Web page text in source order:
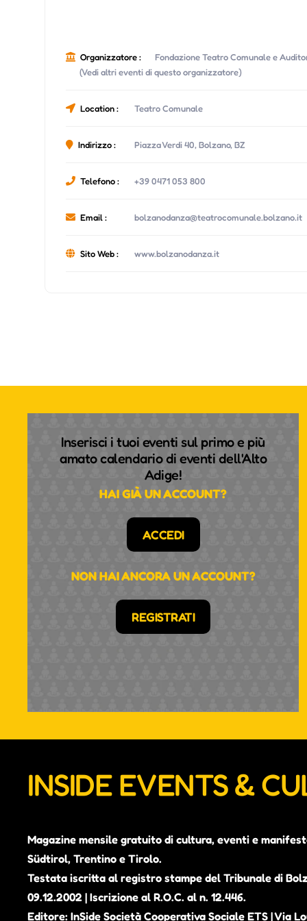
Organizzatore :
Fondazione Teatro Comunale e
(Vedi altri eventi di questo organizzatore)
Location : Teatro Comunale
Indirizzo : Piazza Verdi 40, Bolzano, BZ
Telefono : +39 0471 053 800
Email : bolzanodanza@teatrocomunale.bolzano.it
Sito Web : www.bolzanodanza.it
Inserisci i tuoi eventi sul primo e più
amato calendario di eventi dell'Alto
Adige!
HAI GIÀ UN ACCOUNT?
ACCEDI
NON HAI ANCORA UN ACCOUNT?
REGISTRATI
INSIDE EVENTS &
Magazine mensile gratuito di cultura, eventi e
Südtirol, Trentino e Tirolo.
Testata iscritta al registro stampe del Tribunale di
09.12.2002 | Iscrizione al R.O.C. al n. 12.446.
Editore: InSide Società Cooperativa Sociale ETS | Via